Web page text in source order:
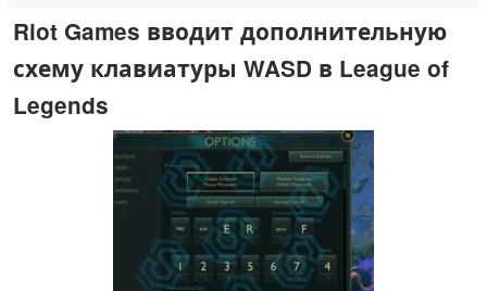
Riot Games вводит дополнительную
схему клавиатуры WASD в League of
Legends